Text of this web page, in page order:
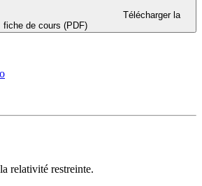
fiche de cours (PDF)
relativité restreinte.